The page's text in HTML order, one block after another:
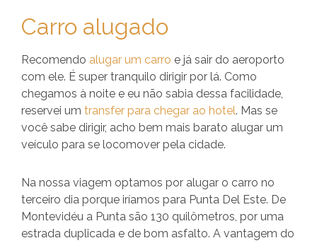
Carro alugado
Recomendo alugar um carro e já sair do aeroporto
com ele. É super tranquilo dirigir por lá. Como
chegamos à noite e eu não sabia dessa facilidade,
reservei um transfer para chegar ao hotel. Mas se
você sabe dirigir, acho bem mais barato alugar um
veículo para se locomover pela cidade.
Na nossa viagem optamos por alugar o carro no
terceiro dia porque iríamos para Punta Del Este. De
Montevidéu a Punta são 130 quilômetros, por uma
estrada duplicada e de bom asfalto. A vantagem do